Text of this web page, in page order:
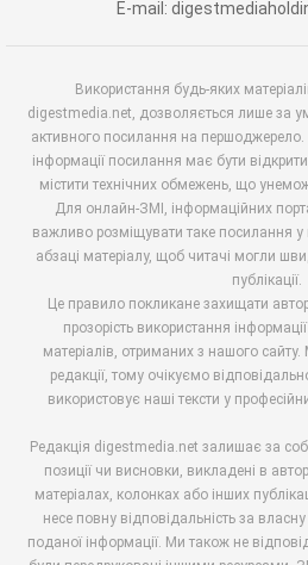
E-mail:
Використання будь-яких
digestmedia.net, дозволяється лише за
активного посилання на першоджерело.
інформації посилання має бути
містити технічних обмежень, що
Для онлайн-ЗМІ, інформаційних
важливо розміщувати таке посилання
абзаці матеріалу, щоб читачі могли
публікації.
Це правило покликане захищати
прозорість використання
матеріалів, отриманих з нашого
редакції, тому очікуємо
використовує наші тексти у
Редакція digestmedia.net залишає за
позиції чи висновки, викладені в
матеріалах, колонках або інших
несе повну відповідальність за власну
поданої інформації. Ми також не